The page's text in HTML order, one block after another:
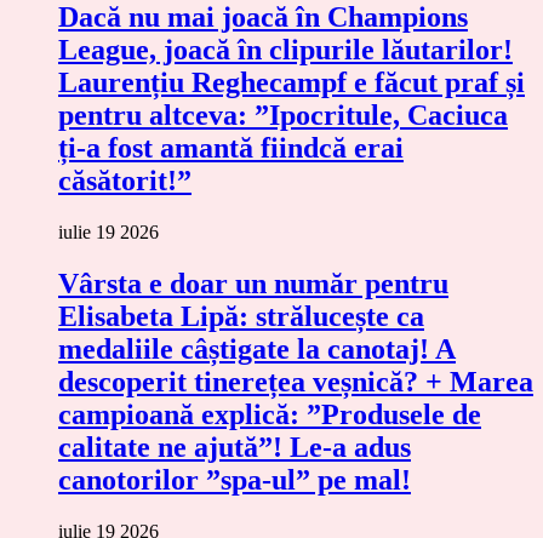
Dacă nu mai joacă în Champions
League, joacă în clipurile lăutarilor!
Laurențiu Reghecampf e făcut praf și
pentru altceva: ”Ipocritule, Caciuca
ți-a fost amantă fiindcă erai
căsătorit!”
iulie 19 2026
Vârsta e doar un număr pentru
Elisabeta Lipă: strălucește ca
medaliile câștigate la canotaj! A
descoperit tinerețea veșnică? + Marea
campioană explică: ”Produsele de
calitate ne ajută”! Le-a adus
canotorilor ”spa-ul” pe mal!
iulie 19 2026